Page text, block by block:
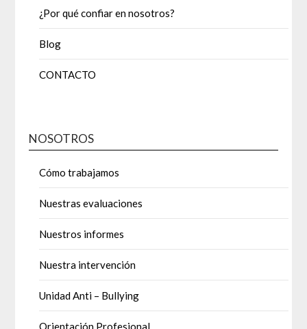
¿Por qué confiar en nosotros?
Blog
CONTACTO
NOSOTROS
Cómo trabajamos
Nuestras evaluaciones
Nuestros informes
Nuestra intervención
Unidad Anti – Bullying
Orientación Profesional